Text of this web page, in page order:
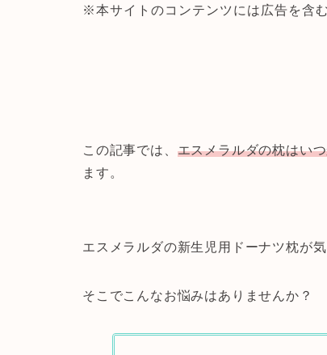
※本サイトのコンテンツには広告を含
この記事では、 エスメラルダの枕はい
ます。
エスメラルダの新生児用ドーナツ枕が
そこでこんなお悩みはありませんか？